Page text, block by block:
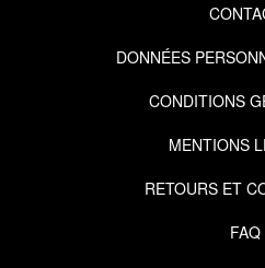
DONNÉES
CONDITIONS
MENTIONS
RETOURS ET
FAQ